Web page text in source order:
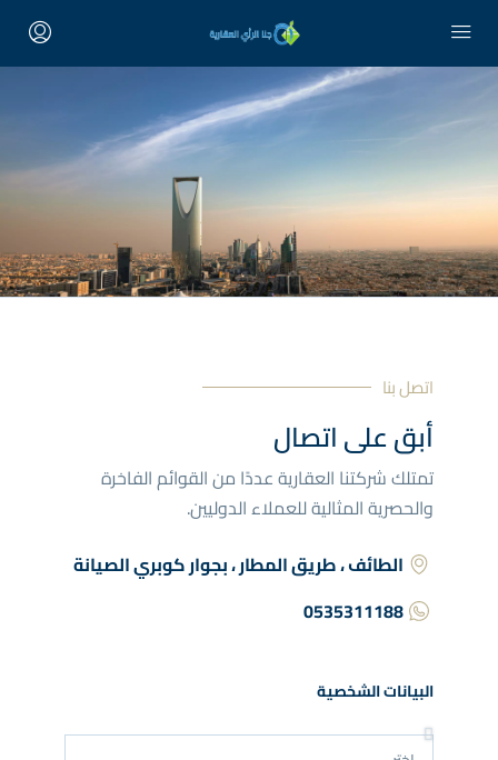
اتصل بنا
أبق على اتصال
تمتلك شركتنا العقارية عددًا من القوائم الفاخرة
والحصرية المثالية للعملاء الدوليين.
الطائف ، طريق المطار ، بجوار كوبري الصيانة
0535311188
البيانات الشخصية